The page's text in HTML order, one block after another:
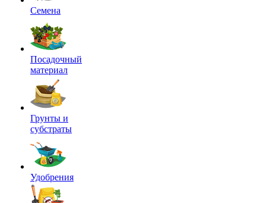
Семена
Посадочный
материал
Грунты и
субстраты
Удобрения